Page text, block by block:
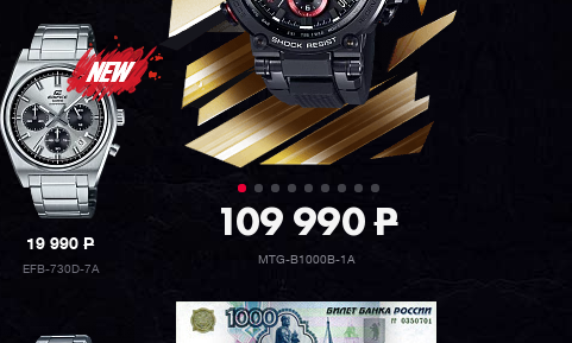
19 990P
EFB-730D-7A
109 990P
MTG-B1000B-1A